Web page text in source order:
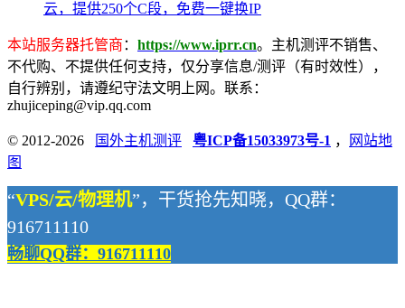
云，提供250个C段，免费一键换IP
本站服务器托管商 ： https://www.iprr.cn。主机测评不销售、
不代购、不提供任何支持，仅分享信息/测评（有时效性），
自行辨别，请遵纪守法文明上网。联系：
zhujiceping@vip.qq.com
© 2012-2026 国外主机测评 粤ICP备15033973号-1 ，
网站地
图
“VPS/云/物理机”，干货抢先知晓，QQ群：
916711110
畅聊QQ群：916711110